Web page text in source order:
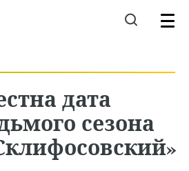
дата
сезона